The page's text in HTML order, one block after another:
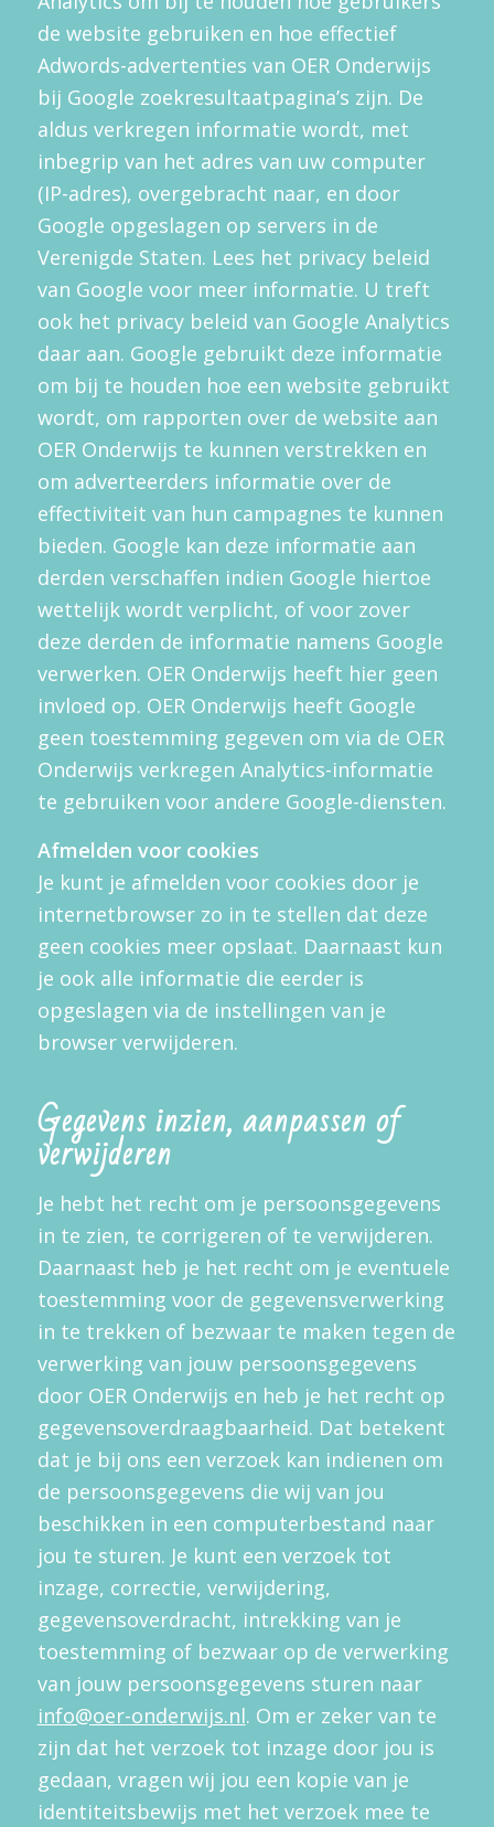
de website gebruiken en hoe effectief
Adwords-advertenties van OER Onderwijs
bij Google zoekresultaatpagina’s zijn. De
aldus verkregen informatie wordt, met
inbegrip van het adres van uw computer
(IP-adres), overgebracht naar, en door
Google opgeslagen op servers in de
Verenigde Staten. Lees het privacy beleid
van Google voor meer informatie. U treft
ook het privacy beleid van Google Analytics
daar aan. Google gebruikt deze informatie
om bij te houden hoe een website gebruikt
wordt, om rapporten over de website aan
OER Onderwijs te kunnen verstrekken en
om adverteerders informatie over de
effectiviteit van hun campagnes te kunnen
bieden. Google kan deze informatie aan
derden verschaffen indien Google hiertoe
wettelijk wordt verplicht, of voor zover
deze derden de informatie namens Google
verwerken. OER Onderwijs heeft hier geen
invloed op. OER Onderwijs heeft Google
geen toestemming gegeven om via de OER
Onderwijs verkregen Analytics-informatie
te gebruiken voor andere Google-diensten.
Afmelden voor cookies
Je kunt je afmelden voor cookies door je
internetbrowser zo in te stellen dat deze
geen cookies meer opslaat. Daarnaast kun
je ook alle informatie die eerder is
opgeslagen via de instellingen van je
browser verwijderen.
Gegevens inzien, aanpassen of
verwijderen
Je hebt het recht om je persoonsgegevens
in te zien, te corrigeren of te verwijderen.
Daarnaast heb je het recht om je eventuele
toestemming voor de gegevensverwerking
in te trekken of bezwaar te maken tegen de
verwerking van jouw persoonsgegevens
door OER Onderwijs en heb je het recht op
gegevensoverdraagbaarheid. Dat betekent
dat je bij ons een verzoek kan indienen om
de persoonsgegevens die wij van jou
beschikken in een computerbestand naar
jou te sturen. Je kunt een verzoek tot
inzage, correctie, verwijdering,
gegevensoverdracht, intrekking van je
toestemming of bezwaar op de verwerking
van jouw persoonsgegevens sturen naar
info@oer-onderwijs.nl. Om er zeker van te
zijn dat het verzoek tot inzage door jou is
gedaan, vragen wij jou een kopie van je
identiteitsbewijs met het verzoek mee te